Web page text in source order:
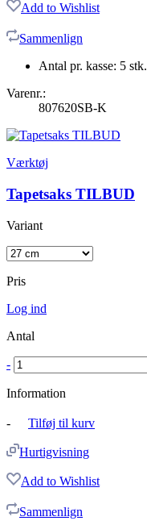
Add to Wishlist
Sammenlign
Antal pr. kasse: 5 stk.
Varenr.:
807620SB-K
Værktøj
Tapetsaks TILBUD
Variant
Pris
Log ind
Antal
-
Information
- Tilføj til kurv
Hurtigvisning
Add to Wishlist
Sammenlign